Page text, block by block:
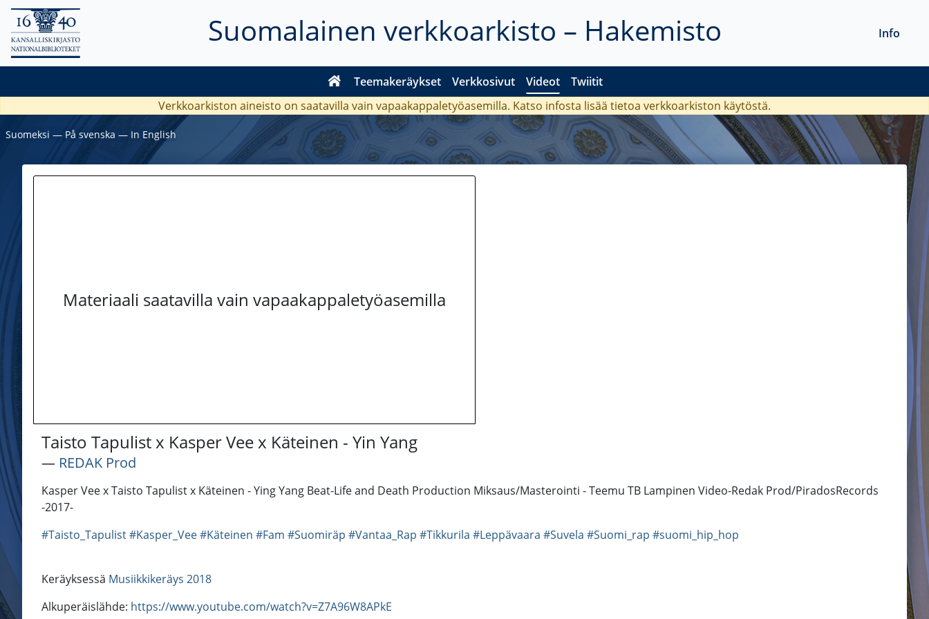
Suomalainen verkkoarkisto – Hakemisto
Teemakeräykset Verkkosivut Videot Twiitit
Info
Verkkoarkiston aineisto on saatavilla vain vapaakappaletyöasemilla. Katso infosta lisää tietoa verkkoarkiston käytöstä.
Suomeksi ― På svenska ― In English
Materiaali saatavilla vain vapaakappaletyöasemilla
Taisto Tapulist x Kasper Vee x Käteinen - Yin Yang
― REDAK Prod
Kasper Vee x Taisto Tapulist x Käteinen - Ying Yang Beat-Life and Death Production Miksaus/Masterointi - Teemu TB Lampinen Video-Redak Prod/PiradosRecords
-2017-
#Taisto_Tapulist#Kasper_Vee#Käteinen #Fam #Suomiräp #Vantaa_Rap #Tikkurila #Leppävaara #Suvela #Suomi_rap #suomi_hip_hop
Keräyksessä Musiikkikeräys 2018
Alkuperäislähde: https://www.youtube.com/watch?v=Z7A96W8APkE